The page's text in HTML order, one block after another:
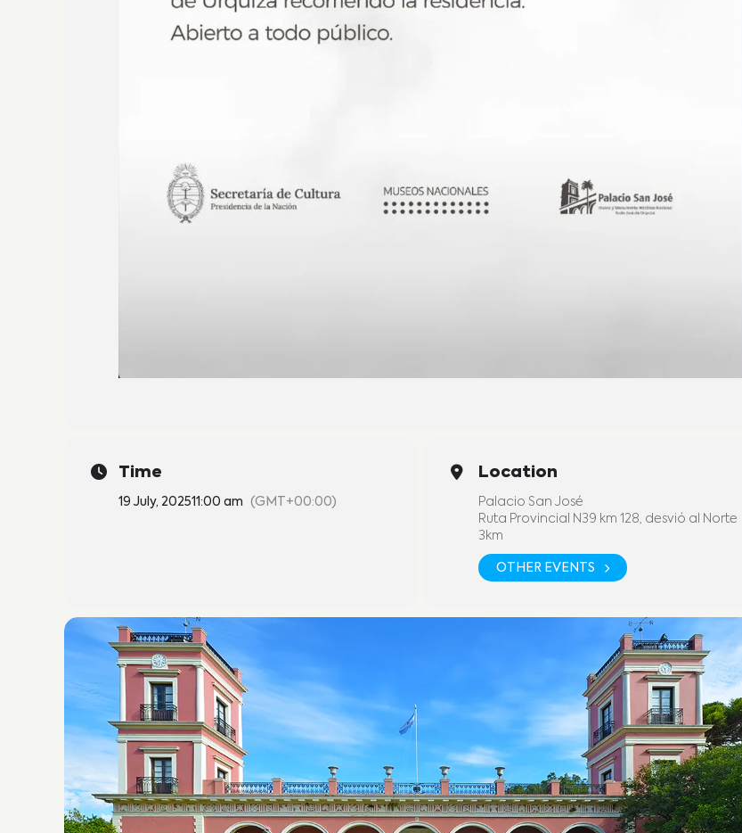
Time
19 July, 202511:00 am (GMT+00:00)
Location
Palacio San José
Ruta Provincial N39 km 128, desvió al Norte
3km
OTHER EVENTS